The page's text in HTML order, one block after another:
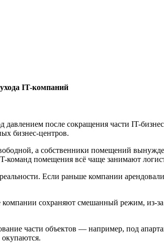
IT-компаний
давлением после сокращения части IT-
бизнес-центров.
а собственники помещений
команд помещения всё чаще занимают
Если раньше компании
сохраняют смешанный режим, из-
части объектов — например, под